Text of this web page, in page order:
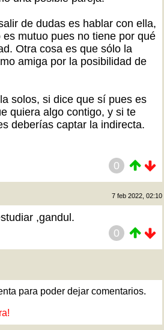
de dudas es hablar con ella,
mutuo pues no tiene por qué
Otra cosa es que sólo la
amiga por la posibilidad de
solos, si dice que sí pues es
quiera algo contigo, y si te
deberías captar la indirecta.
0
7 feb 2022, 02:10
,gandul.
0
para poder dejar comentarios.